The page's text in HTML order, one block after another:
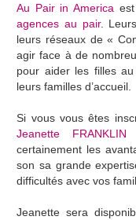
Au Pair in America
agences au pair.
leurs réseaux de «
agir face à de
pour aider les filles
leurs familles d’accueil.
Si vous vous êtes
Jeanette FRANKLIN
certainement les
son sa grande
difficultés avec vos
Jeanette sera